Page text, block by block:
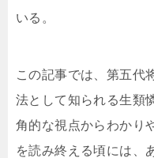
いる。
この記事では、第五代
法として知られる生類
角的な視点からわかり
を読み終える頃には、